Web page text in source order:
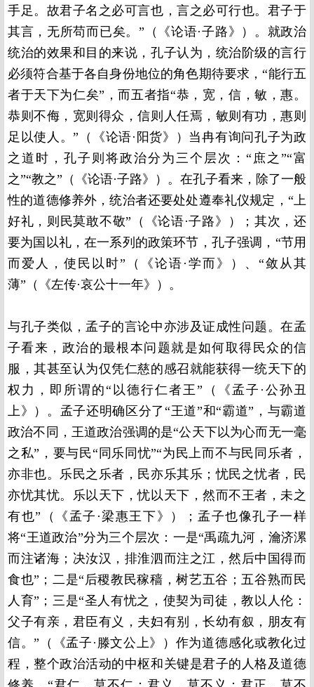
手足。故君子名之必可言也，言之必可行也。君子于
其言，无所苟而已矣。”（《论语·子路》）。就政治
统治的效果和目的来说，孔子认为，统治阶级的言行
必须符合基于各自身份地位的角色期待要求，“能行五
者于天下为仁矣”，而五者指“恭，宽，信，敏，惠。
恭则不侮，宽则得众，信则人任焉，敏则有功，惠则
足以使人。”（《论语·阳货》）当冉有询问孔子为政
之道时，孔子则将政治分为三个层次：“庶之”“富
之”“教之”（《论语·子路》）。在孔子看来，除了一般
性的道德修养外，统治者还要处处遵奉礼仪规定，“上
好礼，则民莫敢不敬”（《论语·子路》）；其次，还
要为国以礼，在一系列的政策环节，孔子强调，“节用
而爱人，使民以时”（《论语·学而》）、“敛从其
薄”（《左传·哀公十一年》）。
与孔子类似，孟子的言论中亦涉及证成性问题。在孟
子看来，政治的最根本问题就是如何取得民众的信
服，其甚至认为仅凭仁慈的感召就能获得一统天下的
权力，即所谓的“以德行仁者王”（《孟子·公孙丑
上》）。孟子还明确区分了“王道”和“霸道”，与霸道
政治不同，王道政治强调的是“公天下以为心而无一毫
之私”，要与民“同乐同忧”“为民上而不与民同乐者，
亦非也。乐民之乐者，民亦乐其乐；忧民之忧者，民
亦忧其忧。乐以天下，忧以天下，然而不王者，未之
有也”（《孟子·梁惠王下》）；孟子也像孔子一样
将“王道政治”分为三个层次：一是“禹疏九河，瀹济漯
而注诸海；决汝汉，排淮泗而注之江，然后中国得而
食也”；二是“后稷教民稼穑，树艺五谷；五谷熟而民
人育”；三是“圣人有忧之，使契为司徒，教以人伦：
父子有亲，君臣有义，夫妇有别，长幼有叙，朋友有
信。”（《孟子·滕文公上》）作为道德感化或教化过
程，整个政治活动的中枢和关键是君子的人格及道德